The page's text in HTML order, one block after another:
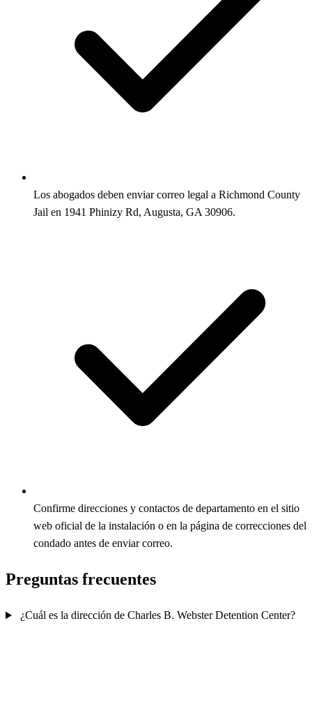
Los abogados deben enviar correo legal a Richmond County
Jail en 1941 Phinizy Rd, Augusta, GA 30906.
Confirme direcciones y contactos de departamento en el sitio
web oficial de la instalación o en la página de correcciones del
condado antes de enviar correo.
Preguntas frecuentes
¿Cuál es la dirección de Charles B. Webster Detention Center?